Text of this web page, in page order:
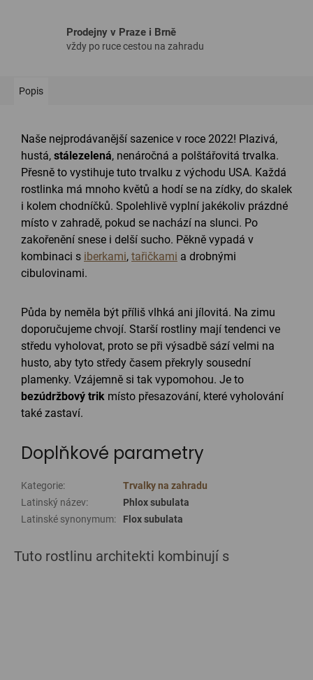
Prodejny v Praze i Brně
vždy po ruce cestou na zahradu
Popis
Naše nejprodávanější sazenice v roce 2022! Plazivá,
hustá, stálezelená, nenáročná a polštářovitá trvalka.
Přesně to vystihuje tuto trvalku z východu USA. Každá
rostlinka má mnoho květů a hodí se na zídky, do skalek
i kolem chodníčků. Spolehlivě vyplní jakékoliv prázdné
místo v zahradě, pokud se nachází na slunci. Po
zakořenění snese i delší sucho. Pěkně vypadá v
kombinaci s iberkami, tařičkami a drobnými
cibulovinami.
Půda by neměla být příliš vlhká ani jílovitá. Na zimu
doporučujeme chvojí. Starší rostliny mají tendenci ve
středu vyholovat, proto se při výsadbě sází velmi na
husto, aby tyto středy časem překryly sousední
plamenky. Vzájemně si tak vypomohou. Je to
bezúdržbový trik místo přesazování, které vyholování
také zastaví.
Doplňkové parametry
Kategorie:
Trvalky na zahradu
Latinský název:
Phlox subulata
Latinské synonymum: Flox subulata